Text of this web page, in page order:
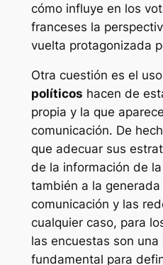
cómo influye en los
franceses la
vuelta protagonizada
Otra cuestión es el
políticos hacen de
propia y la que
comunicación. De
que adecuar sus
de la información de
también a la
comunicación y las
cualquier caso, para
las encuestas son una
fundamental para